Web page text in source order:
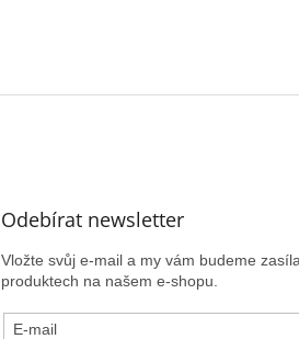
Odebírat newsletter
Vložte svůj e-mail a my vám budeme
produktech na našem e-shopu.
E-mail